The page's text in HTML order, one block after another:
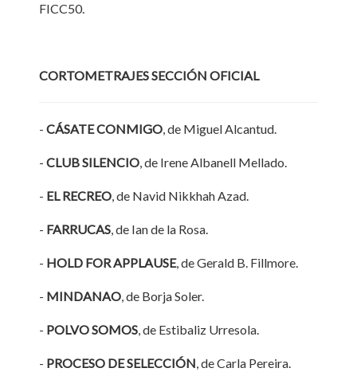
FICC50.
CORTOMETRAJES SECCIÓN OFICIAL
- CÁSATE CONMIGO, de Miguel Alcantud.
- CLUB SILENCIO, de Irene Albanell Mellado.
- EL RECREO, de Navid Nikkhah Azad.
- FARRUCAS, de Ian de la Rosa.
- HOLD FOR APPLAUSE, de Gerald B. Fillmore.
- MINDANAO, de Borja Soler.
- POLVO SOMOS, de Estibaliz Urresola.
- PROCESO DE SELECCIÓN, de Carla Pereira.